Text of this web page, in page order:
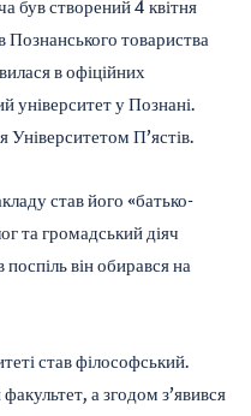
був створений 4 квітня
Познанського товариства
в офіційних
університет у Познані.
Університетом П’ястів.
став його «батько-
та громадський діяч
він обирався на
став філософський.
а згодом з’явився